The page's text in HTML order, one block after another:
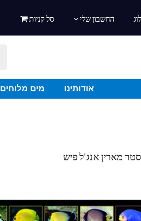
החשבון שלי סל קניות
אודותינו מים מלוחים
מארין אנג'ל פיש